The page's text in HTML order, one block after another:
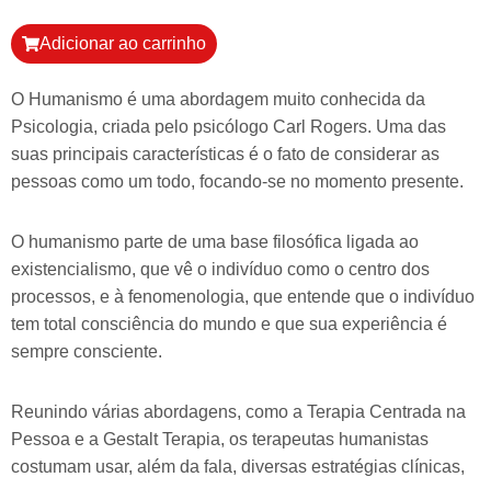
Adicionar ao carrinho
O Humanismo é uma abordagem muito conhecida da
Psicologia, criada pelo psicólogo Carl Rogers. Uma das
suas principais características é o fato de considerar as
pessoas como um todo, focando-se no momento presente.
O humanismo parte de uma base filosófica ligada ao
existencialismo, que vê o indivíduo como o centro dos
processos, e à fenomenologia, que entende que o indivíduo
tem total consciência do mundo e que sua experiência é
sempre consciente.
Reunindo várias abordagens, como a Terapia Centrada na
Pessoa e a Gestalt Terapia, os terapeutas humanistas
costumam usar, além da fala, diversas estratégias clínicas,